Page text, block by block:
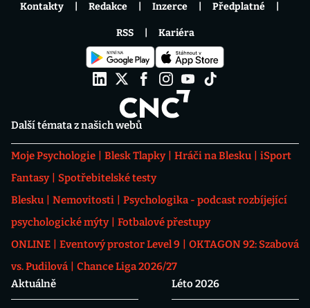
Další témata z našich webů
Moje Psychologie Blesk Tlapky Hráči na Blesku
iSport
Fantasy
Spotřebitelské testy
Blesku
Nemovitosti
Psychologika - podcast rozbíjející
psychologické mýty
Fotbalové přestupy
ONLINE
Eventový prostor Level 9
OKTAGON 92: Szabová
vs. Pudilová
Chance Liga 2026/27
Aktuálně
Léto 2026
Kontakty Redakce Inzerce Předplatné
RSS Kariéra